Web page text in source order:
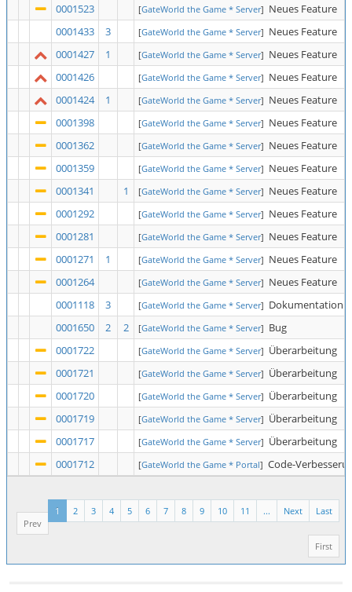
0001523
[GateWorld the Game * Server] Neues Feature
0001433
3 [GateWorld the Game * Server] Neues Feature
0001427
1 [GateWorld the Game * Server] Neues Feature
0001426
[GateWorld the Game * Server] Neues Feature
0001424
1 [GateWorld the Game * Server] Neues Feature
0001398
[GateWorld the Game * Server] Neues Feature
0001362
[GateWorld the Game * Server] Neues Feature
0001359
[GateWorld the Game * Server] Neues Feature
0001341
1 [GateWorld the Game * Server] Neues Feature
0001292
[GateWorld the Game * Server] Neues Feature
0001281
[GateWorld the Game * Server] Neues Feature
0001271
1 [GateWorld the Game * Server] Neues Feature
0001264
[GateWorld the Game * Server] Neues Feature
0001118
3 [GateWorld the Game * Server] Dokumentation
0001650
2 2 [GateWorld the Game * Server] Bug
0001722
[GateWorld the Game * Server] Überarbeitung
0001721
[GateWorld the Game * Server] Überarbeitung
0001720
[GateWorld the Game * Server] Überarbeitung
0001719
[GateWorld the Game * Server] Überarbeitung
0001717
[GateWorld the Game * Server] Überarbeitung
0001712
[GateWorld the Game * Portal] Code-
Last
Next
...
11
10
9
8
7
6
5
4
3
2
1
Prev
First